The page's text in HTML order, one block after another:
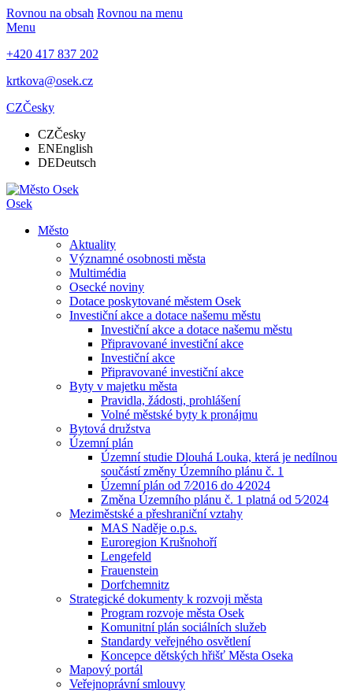
Rovnou na obsah Rovnou na menu
Menu
+420 417 837 202
krtkova@osek.cz
CZČesky
CZČesky
ENEnglish
DEDeutsch
Osek
Město
Aktuality
Významné osobnosti města
Multimédia
Osecké noviny
Dotace poskytované městem Osek
Investiční akce a dotace našemu městu
Investiční akce a dotace našemu městu
Připravované investiční akce
Investiční akce
Připravované investiční akce
Byty v majetku města
Pravidla, žádosti, prohlášení
Volné městské byty k pronájmu
Bytová družstva
Územní plán
Územní studie Dlouhá Louka, která je nedílnou
součástí změny Územního plánu č. 1
Územní plán od 7⁄2016 do 4⁄2024
Změna Územního plánu č. 1 platná od 5⁄2024
Meziměstské a přeshraniční vztahy
MAS Naděje o.p.s.
Euroregion Krušnohoří
Lengefeld
Frauenstein
Dorfchemnitz
Strategické dokumenty k rozvoji města
Program rozvoje města Osek
Komunitní plán sociálních služeb
Standardy veřejného osvětlení
Koncepce dětských hřišť Města Oseka
Mapový portál
Veřejnoprávní smlouvy